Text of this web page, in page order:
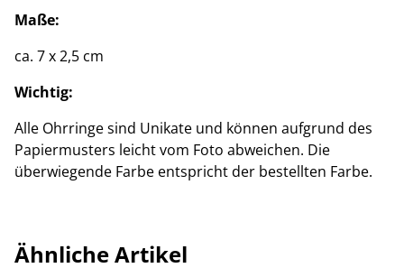
Maße:
ca. 7 x 2,5 cm
Wichtig:
Alle Ohrringe sind Unikate und können aufgrund des
Papiermusters leicht vom Foto abweichen. Die
überwiegende Farbe entspricht der bestellten Farbe.
Ähnliche Artikel